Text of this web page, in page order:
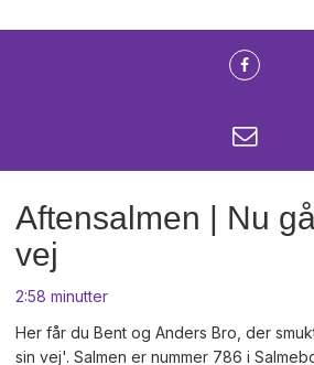
Aftensalmen | Nu
vej
2:58 minutter
Her får du Bent og Anders Bro, der
sin vej'. Salmen er nummer 786 i